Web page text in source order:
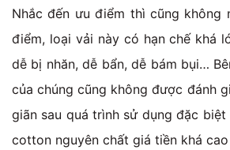
Nhắc đến ưu điểm thì cũng không
điểm, loại vải này có hạn chế khá
dễ bị nhăn, dễ bẩn, dễ bám bụi…
của chúng cũng không được đánh
giãn sau quá trình sử dụng đặc
cotton nguyên chất giá tiền khá cao